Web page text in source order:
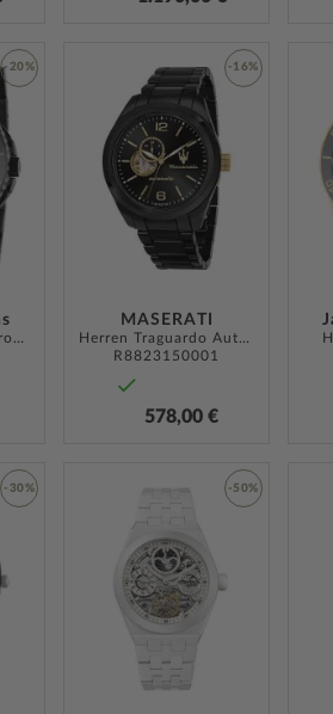
Colmar Ceramic Chrono 43mm 10ATM
-20%
WUNSCHLISTE
HINZUFÜGEN
MASERATI
Herren Traguardo Automatik 45mm
R8823150001
578,00 €
-16%
-30%
WUNSCHLISTE
-50%